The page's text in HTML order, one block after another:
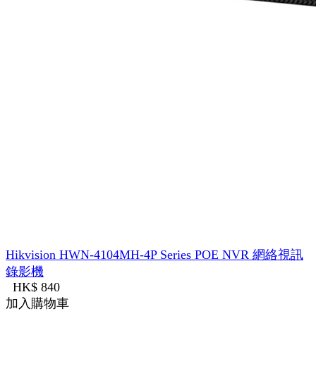
Hikvision HWN-4104MH-4P Series POE NVR 網絡視訊
錄影機
HK$ 840
加入購物車